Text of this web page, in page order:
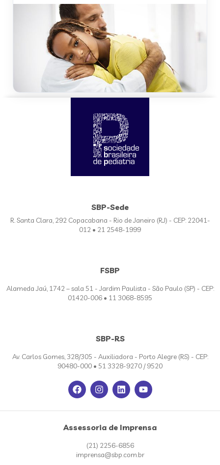
SBP-Sede
R. Santa Clara, 292 Copacabana - Rio de Janeiro (RJ) - CEP: 22041-
012 • 21 2548-1999
FSBP
Alameda Jaú, 1742 – sala 51 - Jardim Paulista - São Paulo (SP) - CEP:
01420-006 • 11 3068-8595
SBP-RS
Av. Carlos Gomes, 328/305 - Auxiliadora - Porto Alegre (RS) - CEP:
90480-000 • 51 3328-9270 / 9520
Assessoria de Imprensa
(21) 2256-6856
imprensa@sbp.com.br